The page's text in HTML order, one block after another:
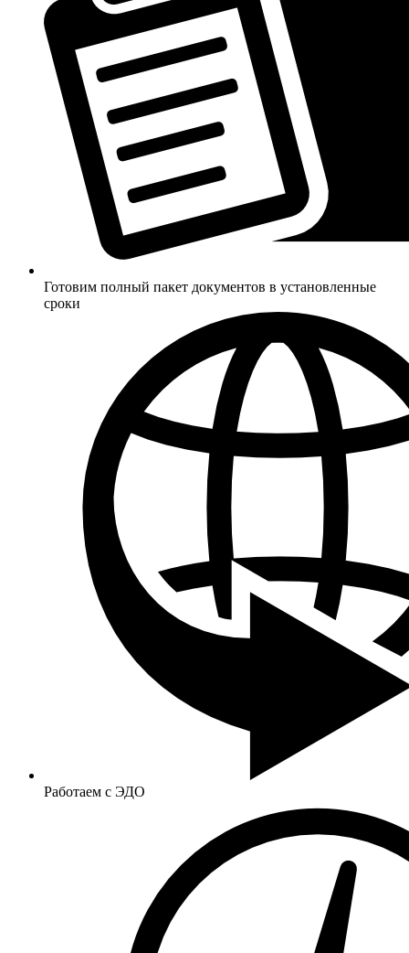
Готовим полный пакет документов в установленные
сроки
Работаем с ЭДО